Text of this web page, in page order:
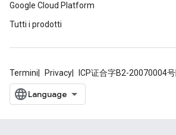
Google Cloud Platform
Tutti i prodotti
Termini Privacy ICP证合字B2-20070004号